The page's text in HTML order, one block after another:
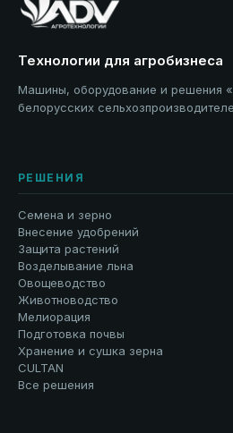
Технологии для агробизнеса
Машины, оборудование и решения
белорусских
РЕШЕНИЯ
Семена и зерно
Внесение удобрений
Защита растений
Возделывание льна
Овощеводство
Животноводство
Мелиорация
Подготовка почвы
Хранение и сушка зерна
CULTAN
Все решения